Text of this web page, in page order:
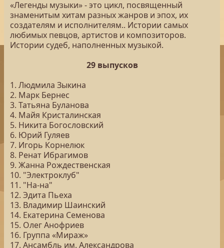
«Легенды музыки» - это цикл, посвященный
знаменитым хитам разных жанров и эпох, их
создателям и исполнителям.. Истории самых
любимых певцов, артистов и композиторов.
Истории судеб, наполненных музыкой.
29 выпусков
1. Людмила Зыкина
2. Марк Бернес
3. Татьяна Буланова
4. Майя Кристалинская
5. Никита Богословский
6. Юрий Гуляев
7. Игорь Корнелюк
8. Ренат Ибрагимов
9. Жанна Рождественская
10. "Электроклуб"
11. "На-на"
12. Эдита Пьеха
13. Владимир Шаинский
14. Екатерина Семенова
15. Олег Анофриев
16. Группа «Мираж»
17. Ансамбль им. Александрова